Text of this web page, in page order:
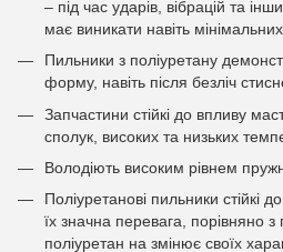
– під час ударів, вібрацій та
має виникати навіть мінімальних
Пильники з поліуретану
форму, навіть після безліч
Запчастини стійкі до впливу
сполук, високих та низьких
Володіють високим рівнем
Поліуретанові пильники стійкі
їх значна перевага, порівняно
поліуретан на змінює своїх